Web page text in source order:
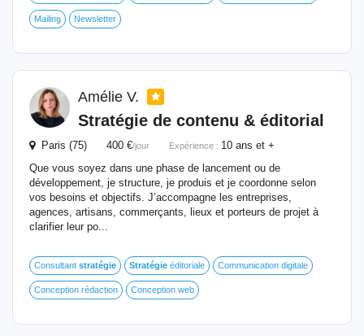
Mailing Newsletter
Amélie V.
Stratégie de contenu & éditorial
Paris (75) 400 €/jour Expérience : 10 ans et +
Que vous soyez dans une phase de lancement ou de
développement, je structure, je produis et je coordonne selon
vos besoins et objectifs. J’accompagne les entreprises,
agences, artisans, commerçants, lieux et porteurs de projet à
clarifier leur po...
Consultant stratégie Stratégie éditoriale Communication digitale
Conception rédaction Conception web